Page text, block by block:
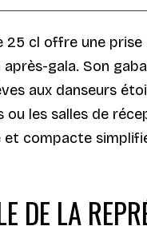
cl offre une
gala. Son
aux danseurs
ou les salles de
compacte
DE LA